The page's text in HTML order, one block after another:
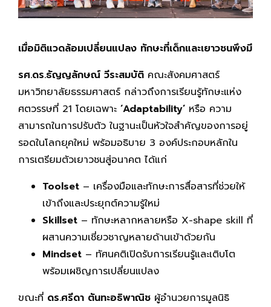
เมื่อมิติแวดล้อมเปลี่ยนแปลง ทักษะที่เด็กและเยาวชนพึงมี
รศ.ดร.ธัญญลักษณ์ วีระสมบัติ คณะสังคมศาสตร์
มหาวิทยาลัยธรรมศาสตร์ กล่าวถึงการเรียนรู้ทักษะแห่ง
ศตวรรษที่ 21 โดยเฉพาะ ‘Adaptability’ หรือ ความ
สามารถในการปรับตัว ในฐานะเป็นหัวใจสำคัญของการอยู่
รอดในโลกยุคใหม่ พร้อมอธิบาย 3 องค์ประกอบหลักใน
การเตรียมตัวเยาวชนสู่อนาคต ได้แก่
Toolset – เครื่องมือและทักษะการสื่อสารที่ช่วยให้
เข้าถึงและประยุกต์ความรู้ใหม่
Skillset – ทักษะหลากหลายหรือ X-shape skill ที่
ผสานความเชี่ยวชาญหลายด้านเข้าด้วยกัน
Mindset – ทัศนคติเปิดรับการเรียนรู้และเติบโต
พร้อมเผชิญการเปลี่ยนแปลง
ขณะที่ ดร.ศรีดา ตันทะอธิพาณิช ผู้อำนวยการมูลนิธิ